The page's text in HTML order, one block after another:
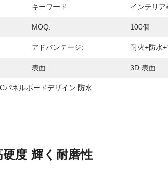
キーワード: インテリ
MOQ: 100個
アドバンテージ: 耐火+防水
表面: 3D 表面
パネルボードデザイン 防水
度 輝く耐磨性